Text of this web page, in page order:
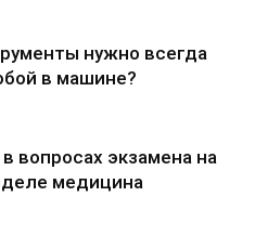
нужно всегда
в машине?
вопросах экзамена на
медицина